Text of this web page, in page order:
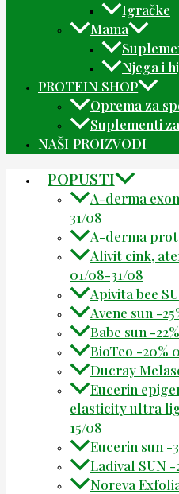
Igračke
Mama
Njega i
PROTEIN SHOP
Oprema za
Suplementi
NAŠI PROIZVODI
POPUSTI
A-derma
31/08
A-derma
Alivit cink,
01/08-31/08
Apivita bee
Avene sun -
Babe sun -
BioTeo -20%
Ducray
Eucerin
elasticity ultra
15/08
Eucerin sun -
Ladival SUN
Noreva